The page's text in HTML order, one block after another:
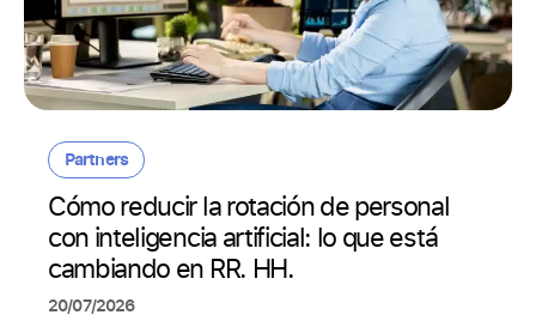
Partners
Cómo reducir la rotación de personal
con inteligencia artificial: lo que está
cambiando en RR. HH.
20/07/2026